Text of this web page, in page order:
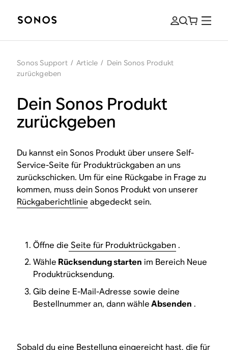
Sonos Support / Article / Dein Sonos Produkt
zurückgeben
Dein Sonos Produkt
zurückgeben
Du kannst ein Sonos Produkt über unsere Self-
Service-Seite für Produktrückgaben an uns
zurückschicken. Um für eine Rückgabe in Frage zu
kommen, muss dein Sonos Produkt von unserer
Rückgaberichtlinie abgedeckt sein.
Öffne die Seite für Produktrückgaben.
Wähle Rücksendung starten im Bereich Neue
Produktrücksendung.
Gib deine E-Mail-Adresse sowie deine
Bestellnummer an, dann wähleAbsenden .
Sobald du eine Bestellung eingereicht hast, die für